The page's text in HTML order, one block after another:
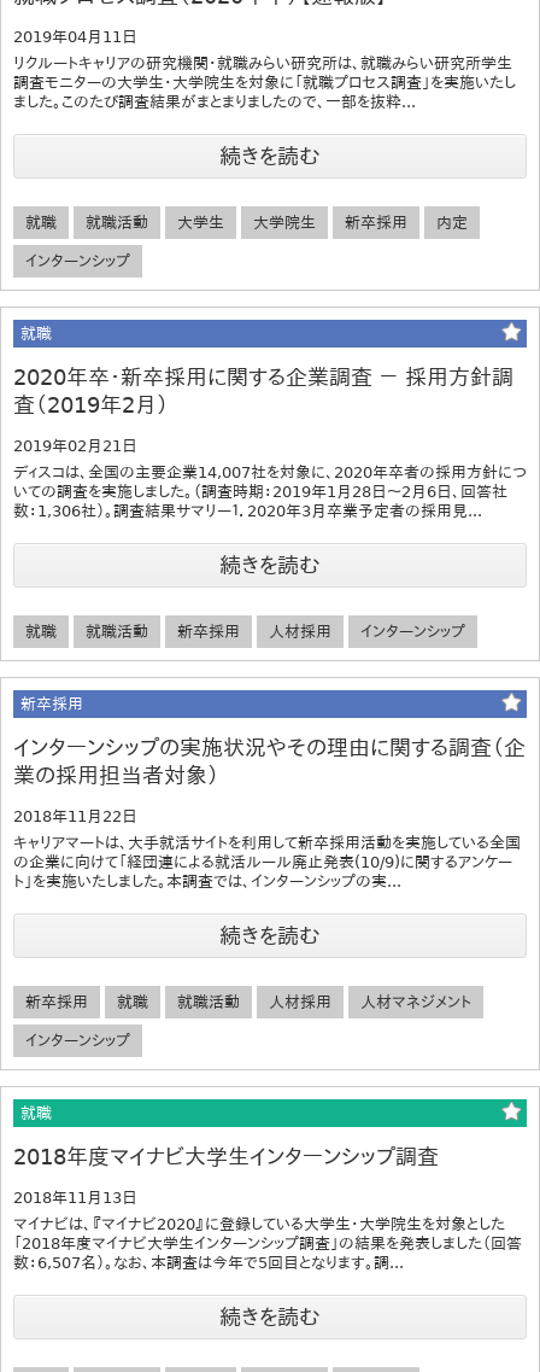
2019年04月11日
リクルートキャリアの研究機関・就職みらい研究所は、就職みらい研究所学生
調査モニターの大学生・大学院生を対象に「就職プロセス調査」を実施いたし
ました。このたび調査結果がまとまりましたので、一部を抜粋...
続きを読む
就職 就職活動 大学生 大学院生 新卒採用 内定
インターンシップ
就職
2020年卒・新卒採用に関する企業調査 － 採用方針調
査（2019年2月）
2019年02月21日
ディスコは、全国の主要企業14,007社を対象に、2020年卒者の採用方針につ
いての調査を実施しました。（調査時期：2019年1月28日～2月6日、回答社
数：1,306社）。調査結果サマリー１．2020年3月卒業予定者の採用見...
続きを読む
就職 就職活動 新卒採用 人材採用 インターンシップ
新卒採用
インターンシップの実施状況やその理由に関する調査（企
業の採用担当者対象）
2018年11月22日
キャリアマートは、大手就活サイトを利用して新卒採用活動を実施している全国
の企業に向けて「経団連による就活ルール廃止発表(10/9)に関するアンケー
ト」を実施いたしました。本調査では、インターンシップの実...
続きを読む
新卒採用 就職 就職活動 人材採用 人材マネジメント
インターンシップ
就職
2018年度マイナビ大学生インターンシップ調査
2018年11月13日
マイナビは、『マイナビ2020』に登録している大学生・大学院生を対象とした
「2018年度マイナビ大学生インターンシップ調査」の結果を発表しました（回答
数：6,507名）。なお、本調査は今年で5回目となります。調...
続きを読む